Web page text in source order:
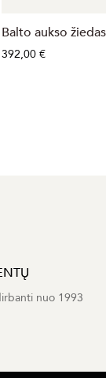
Balto aukso
392,00 €
nuo 1993